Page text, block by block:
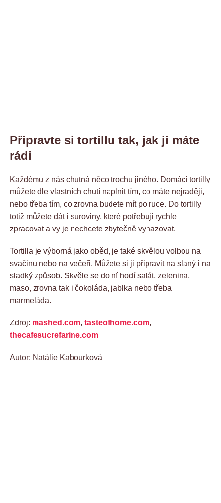
Připravte si tortillu tak, jak ji máte
rádi
Každému z nás chutná něco trochu jiného. Domácí tortilly
můžete dle vlastních chutí naplnit tím, co máte nejraději,
nebo třeba tím, co zrovna budete mít po ruce. Do tortilly
totiž můžete dát i suroviny, které potřebují rychle
zpracovat a vy je nechcete zbytečně vyhazovat.
Tortilla je výborná jako oběd, je také skvělou volbou na
svačinu nebo na večeři. Můžete si ji připravit na slaný i na
sladký způsob. Skvěle se do ní hodí salát, zelenina,
maso, zrovna tak i čokoláda, jablka nebo třeba
marmeláda.
Zdroj: mashed.com, tasteofhome.com,
thecafesucrefarine.com
Autor: Natálie Kabourková